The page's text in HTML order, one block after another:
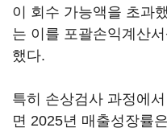
이 회수 가능액을 초과
는 이를 포괄손익계산
했다.
특히 손상검사 과정에
면 2025년 매출성장률